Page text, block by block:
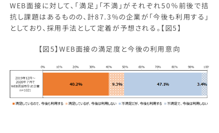
WEB面接に対して、「満足」「不満」がそれぞれ50％前後で拮
抗し課題はあるものの、計87.3%の企業が「今後も利用する」
としており、採用手法として定着が予想される。【図5】
【図5】WEB面接の満足度と今後の利用意向